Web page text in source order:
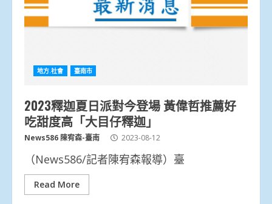
地方.社會 臺南市
2023釋迦夏日派對今登場 黃偉哲推薦好
吃甜度高「大目仔釋迦」
News586 陳宥森-臺南 2023-08-12
（News586/記者陳宥森報導）臺
Read More